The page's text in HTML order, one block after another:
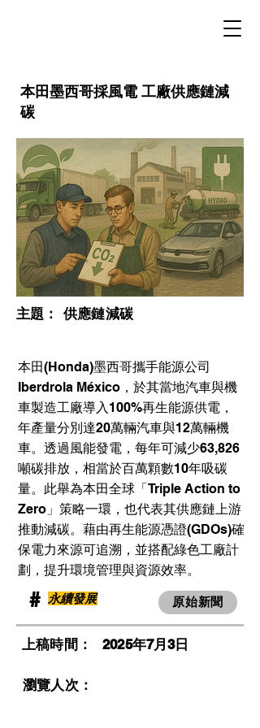
本田墨西哥採風電 工廠供應鏈減
碳
​主題： 供應鏈減碳
本田(Honda)墨西哥攜手能源公司
Iberdrola México，於其當地汽車與機
車製造工廠導入100%再生能源供電，
年產量分別達20萬輛汽車與12萬輛機
車。透過風能發電，每年可減少63,826
噸碳排放，相當於百萬顆數10年吸碳
量。此舉為本田全球「Triple Action to
Zero」策略一環，也代表其供應鏈上游
推動減碳。藉由再生能源憑證(GDOs)確
保電力來源可追溯，並搭配綠色工廠計
劃，提升環境管理與資源效率。
​# 永續發展 原始新聞
​上稿時間： 2025年7月3日
​瀏覽人次：